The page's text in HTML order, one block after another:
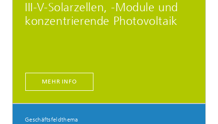
III-V-Solarzellen, -Module und
konzentrierende Photovoltaik
MEHR INFO
Geschäftsfeldthema